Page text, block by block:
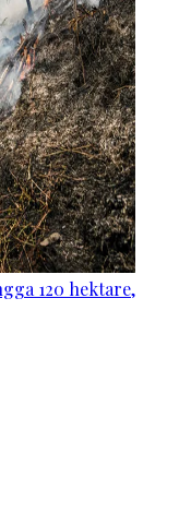
120 hektare,